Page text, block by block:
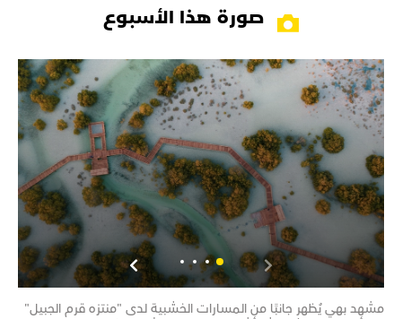
صورة هذا الأسبوع
مشهد بهي يُظهر جانبًا من المسارات الخشبية لدى "منتزه قرم الجبيل"